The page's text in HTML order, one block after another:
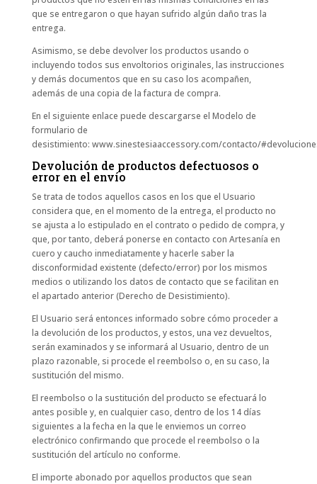
que se entregaron o que hayan sufrido algún daño tras la
entrega.
Asimismo, se debe devolver los productos usando o
incluyendo todos sus envoltorios originales, las instrucciones
y demás documentos que en su caso los acompañen,
además de una copia de la factura de compra.
En el siguiente enlace puede descargarse el Modelo de
formulario de
desistimiento: www.sinestesiaaccessory.com/contacto/
Devolución de productos defectuosos o
error en el envío
Se trata de todos aquellos casos en los que el Usuario
considera que, en el momento de la entrega, el producto no
se ajusta a lo estipulado en el contrato o pedido de compra, y
que, por tanto, deberá ponerse en contacto con Artesanía en
cuero y caucho inmediatamente y hacerle saber la
disconformidad existente (defecto/error) por los mismos
medios o utilizando los datos de contacto que se facilitan en
el apartado anterior (Derecho de Desistimiento).
El Usuario será entonces informado sobre cómo proceder a
la devolución de los productos, y estos, una vez devueltos,
serán examinados y se informará al Usuario, dentro de un
plazo razonable, si procede el reembolso o, en su caso, la
sustitución del mismo.
El reembolso o la sustitución del producto se efectuará lo
antes posible y, en cualquier caso, dentro de los 14 días
siguientes a la fecha en la que le enviemos un correo
electrónico confirmando que procede el reembolso o la
sustitución del artículo no conforme.
El importe abonado por aquellos productos que sean